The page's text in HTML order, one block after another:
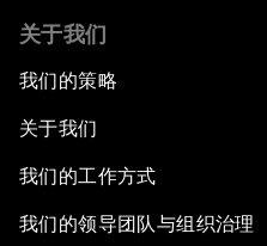
关于我们
我们的策略
关于我们
我们的工作方式
我们的领导团队与组织治理